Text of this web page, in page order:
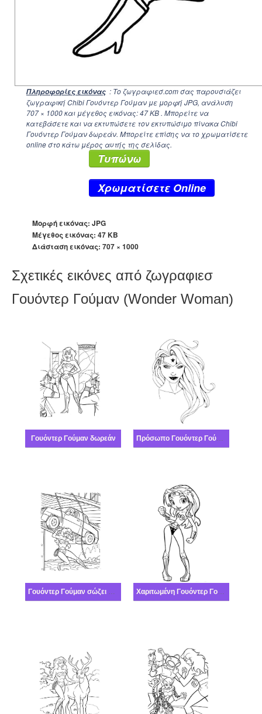
Πληροφορίες εικόνας : Το ζωγραφιεσ.com σας παρουσιάζει
ζωγραφική Chibi Γουόντερ Γούμαν με μορφή JPG, ανάλυση
707 × 1000και μέγεθος εικόνας: 47 KB . Μπορείτε να
κατεβάσετε και να εκτυπώσετε τον εκτυπώσιμο πίνακα Chibi
Γουόντερ Γούμαν δωρεάν. Μπορείτε επίσης να το χρωματίσετε
online στο κάτω μέρος αυτής της σελίδας.
Τυπώνω
Xρωματίσετε Online
Μορφή εικόνας: JPG
Μέγεθος εικόνας: 47 KB
Διάσταση εικόνας: 707 × 1000
Σχετικές εικόνες από ζωγραφιεσ
Γουόντερ Γούμαν (Wonder Woman)
Γουόντερ Γούμαν δωρεάν Πρόσωπο Γουόντερ Γούμαν
Γουόντερ Γούμαν σώζει ανθρώπους Χαριτωμένη Γουόντερ Γούμαν